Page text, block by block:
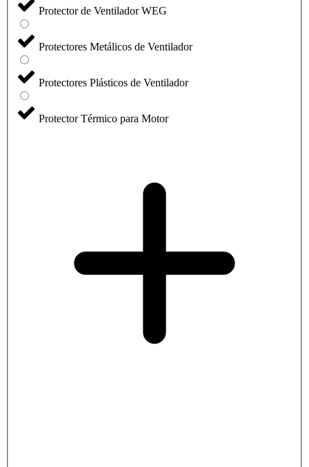
Protector de Ventilador WEG
Protectores Metálicos de Ventilador
Protectores Plásticos de Ventilador
Protector Térmico para Motor